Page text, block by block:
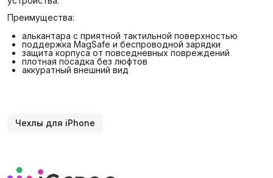
Преимущества:
алькантара с приятной тактильной поверхностью
поддержка MagSafe и беспроводной зарядки
защита корпуса от повседневных повреждений
плотная посадка без люфтов
аккуратный внешний вид
Чехлы для iPhone